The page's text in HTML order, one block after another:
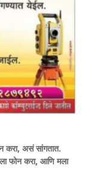
करा, असं सांगतात.
फोन करा, आणि मला